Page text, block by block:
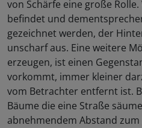
von Schärfe eine große
befindet und
gezeichnet werden, der
unscharf aus. Eine weitere
erzeugen, ist einen
vorkommt, immer kleiner
vom Betrachter entfernt ist.
Bäume die eine Straße
abnehmendem Abstand